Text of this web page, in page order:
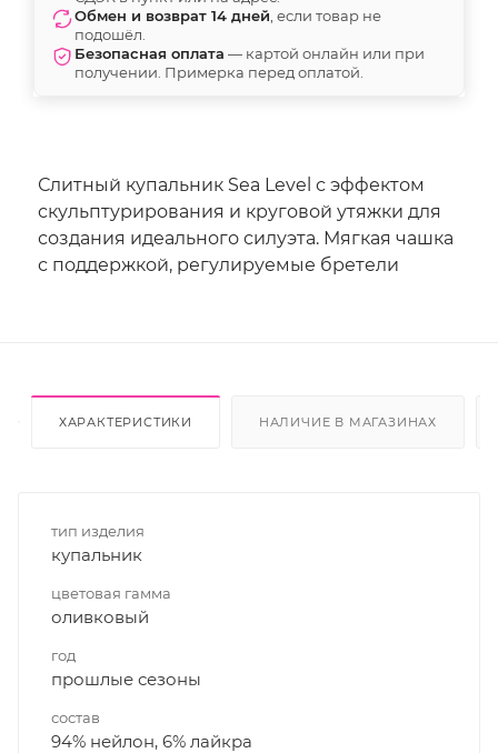
Обмен и возврат 14 дней , если товар не
подошёл.
Безопасная оплата — картой онлайн или при
получении. Примерка перед оплатой.
Слитный купальник Sea Level с эффектом
скульптурирования и круговой утяжки для
создания идеального силуэта. Мягкая чашка
с поддержкой, регулируемые бретели
ХАРАКТЕРИСТИКИ НАЛИЧИЕ В МАГАЗИНАХ
тип изделия
купальник
цветовая гамма
оливковый
год
прошлые сезоны
состав
94% нейлон, 6% лайкра